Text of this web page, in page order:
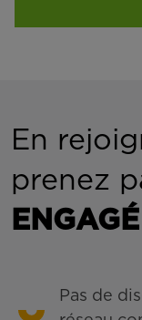
En
prenez
ENGAGÉ
Pas de